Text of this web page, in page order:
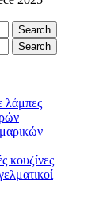
Search
Search
λάμπες
κουζίνες